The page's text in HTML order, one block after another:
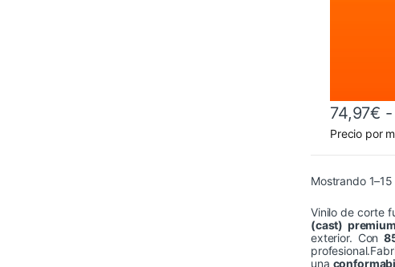
74,97€ -
Precio por
Este
Mostrando
Vinilo de corte
(cast) premium
exterior. Con
una